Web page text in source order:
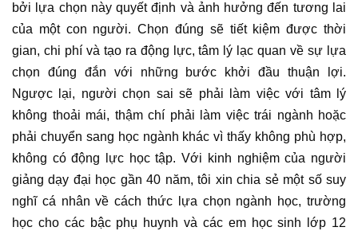
bởi lựa chọn này quyết định và ảnh hưởng đến tương lai
của một con người. Chọn đúng sẽ tiết kiệm được thời
gian, chi phí và tạo ra động lực, tâm lý lạc quan về sự lựa
chọn đúng đắn với những bước khởi đầu thuận lợi.
Ngược lại, người chọn sai sẽ phải làm việc với tâm lý
không thoải mái, thậm chí phải làm việc trái ngành hoặc
phải chuyển sang học ngành khác vì thấy không phù hợp,
không có động lực học tập. Với kinh nghiệm của người
giảng dạy đại học gần 40 năm, tôi xin chia sẻ một số suy
nghĩ cá nhân về cách thức lựa chọn ngành học, trường
học cho các bậc phụ huynh và các em học sinh lớp 12